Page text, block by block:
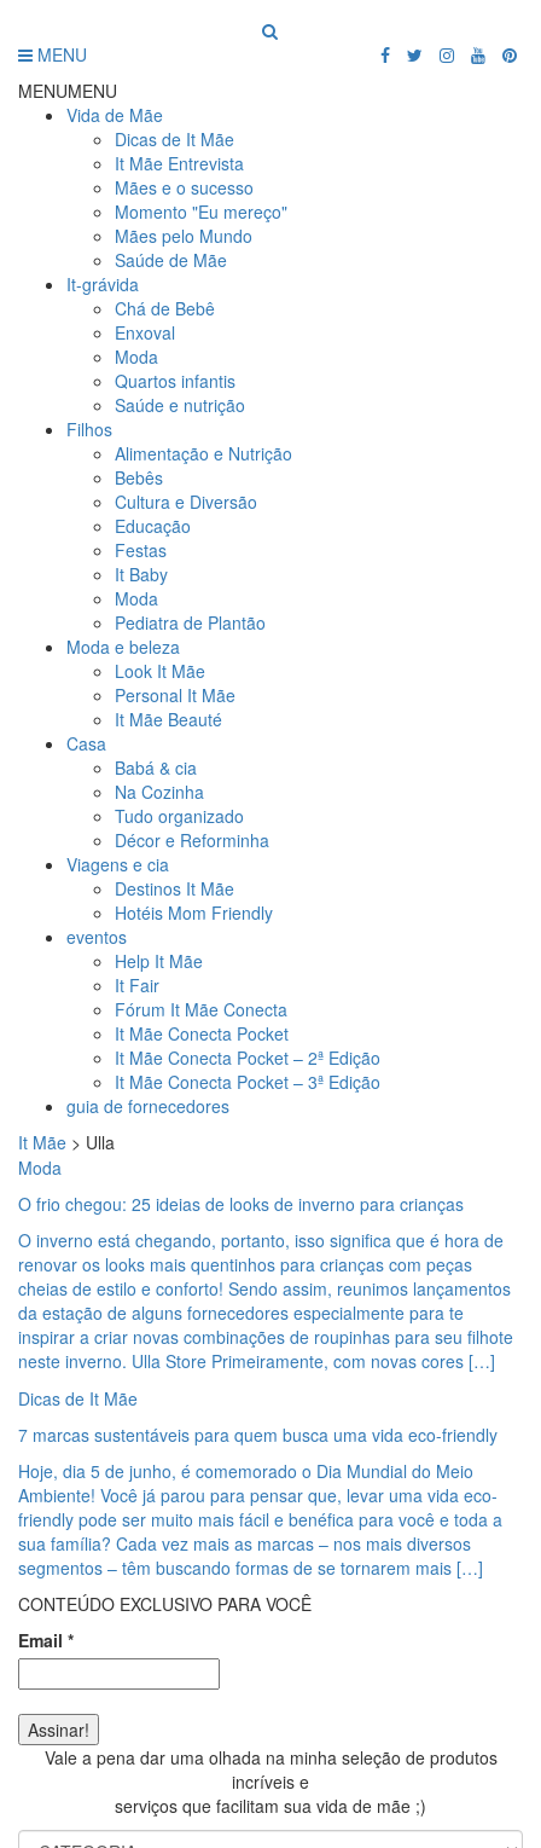
MENU
MENUMENU
Vida de Mãe
Dicas de It Mãe
It Mãe Entrevista
Mães e o sucesso
Momento "Eu mereço"
Mães pelo Mundo
Saúde de Mãe
It-grávida
Chá de Bebê
Enxoval
Moda
Quartos infantis
Saúde e nutrição
Filhos
Alimentação e Nutrição
Bebês
Cultura e Diversão
Educação
Festas
It Baby
Moda
Pediatra de Plantão
Moda e beleza
Look It Mãe
Personal It Mãe
It Mãe Beauté
Casa
Babá & cia
Na Cozinha
Tudo organizado
Décor e Reforminha
Viagens e cia
Destinos It Mãe
Hotéis Mom Friendly
eventos
Help It Mãe
It Fair
Fórum It Mãe Conecta
It Mãe Conecta Pocket
It Mãe Conecta Pocket – 2ª Edição
It Mãe Conecta Pocket – 3ª Edição
guia de fornecedores
It Mãe > Ulla
Moda
O frio chegou: 25 ideias de looks de inverno para crianças
O inverno está chegando, portanto, isso significa que é hora de
renovar os looks mais quentinhos para crianças com peças
cheias de estilo e conforto! Sendo assim, reunimos lançamentos
da estação de alguns fornecedores especialmente para te
inspirar a criar novas combinações de roupinhas para seu filhote
neste inverno. Ulla Store Primeiramente, com novas cores […]
Dicas de It Mãe
7 marcas sustentáveis para quem busca uma vida eco-friendly
Hoje, dia 5 de junho, é comemorado o Dia Mundial do Meio
Ambiente! Você já parou para pensar que, levar uma vida eco-
friendly pode ser muito mais fácil e benéfica para você e toda a
sua família? Cada vez mais as marcas – nos mais diversos
segmentos – têm buscando formas de se tornarem mais […]
CONTEÚDO EXCLUSIVO PARA VOCÊ
Email *
Vale a pena dar uma olhada na minha seleção de produtos
incríveis e
serviços que facilitam sua vida de mãe ;)